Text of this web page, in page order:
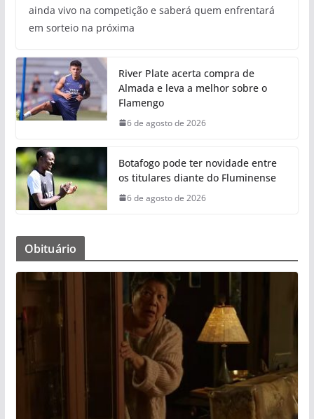
ainda vivo na competição e saberá quem enfrentará
em sorteio na próxima
River Plate acerta compra de
Almada e leva a melhor sobre o
Flamengo
6 de agosto de 2026
Botafogo pode ter novidade entre
os titulares diante do Fluminense
6 de agosto de 2026
Obituário